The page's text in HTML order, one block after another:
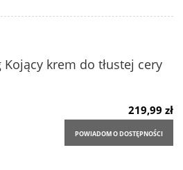
Kojący krem do tłustej cery
219,99 zł
POWIADOM O DOSTĘPNOŚCI